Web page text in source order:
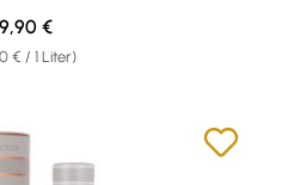
€ / 1 Liter)
Preis:
€